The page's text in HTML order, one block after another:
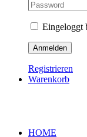
Eingeloggt
Registrieren
Warenkorb
HOME